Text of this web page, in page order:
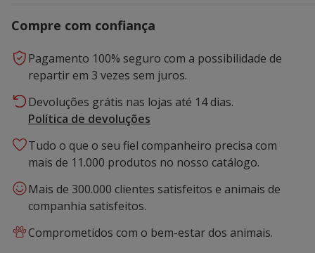
Compre com confiança
Pagamento 100% seguro com a possibilidade de
repartir em 3 vezes sem juros.
Devoluções grátis nas lojas até 14 dias.
Política de devoluções
Tudo o que o seu fiel companheiro precisa com
mais de 11.000 produtos no nosso catálogo.
Mais de 300.000 clientes satisfeitos e animais de
companhia satisfeitos.
Comprometidos com o bem-estar dos animais.